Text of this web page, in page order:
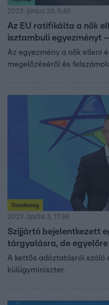
2023. június 29. 5:46
Az EU ratifikálta a nők
isztambuli egyezményt
Az egyezmény a nők elleni
megelőzéséről és
Gazdaság
2023. április 3. 17:36
Szijjártó bejelentkezett
tárgyalásra, de
A kettős adóztatásról szóló
külügyminiszter.